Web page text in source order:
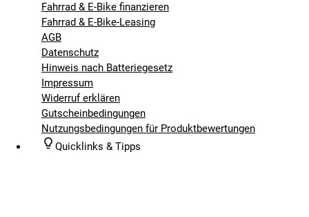
Fahrrad & E-Bike finanzieren
Fahrrad & E-Bike-Leasing
AGB
Datenschutz
Hinweis nach Batteriegesetz
Impressum
Widerruf erklären
Gutscheinbedingungen
Nutzungsbedingungen für Produktbewertungen
Quicklinks & Tipps